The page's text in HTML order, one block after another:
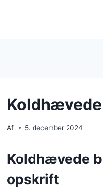
Af 5. december 2024
Koldhævede
opskrift